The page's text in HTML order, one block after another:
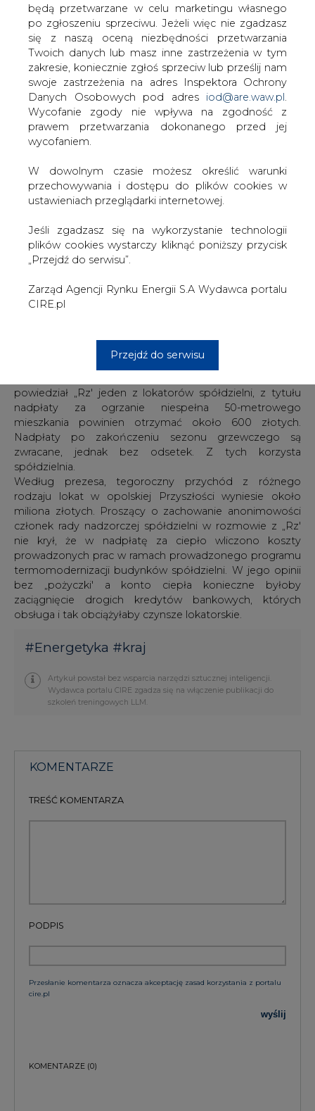
będą przetwarzane w celu marketingu własnego
po zgłoszeniu sprzeciwu. Jeżeli więc nie zgadzasz
się z naszą oceną niezbędności przetwarzania
Twoich danych lub masz inne zastrzeżenia w tym
zakresie, koniecznie zgłoś sprzeciw lub prześlij nam
swoje zastrzeżenia na adres Inspektora Ochrony
Danych Osobowych pod adres iod@are.waw.pl
Wycofanie zgody nie wpływa na zgodność z
prawem przetwarzania dokonanego przed jej
wycofaniem.
W dowolnym czasie możesz określić warunki
przechowywania i dostępu do plików cookies w
ustawieniach przeglądarki internetowej.
Jeśli zgadzasz się na wykorzystanie technologii
plików cookies wystarczy kliknąć poniższy przycisk
„Przejdź do serwisu”.
Zarząd Agencji Rynku Energii S.A Wydawca portalu
CIRE.pl
Przejdź do serwisu
SM Przyszłość jest największą spółdzielnią w Opolskiem.
Jej zasoby wynoszą 11 tysięcy mieszkań w Opolu i
Ozimku. Według producenta ciepła, koszt ogrzania
metra kwadratowego w Przyszłości wyniósł ok. 2,10 zł.
Spółdzielnia od lokatorów pobierała 2,80 zł.
Według prezesa spółdzielni Bogdana Szewczyka,
powodem tak dużej rozbieżności była łagodna zima i
konieczność sfinansowania programów
termomodernizacji budynków spółdzielni.
— Zgodnie z prawem energetycznym musimy przed
W ostatnich latach nawet górale mają problemy z
prognozowaniem pogody. Z jednej strony chciałbym
zamówić mało ciepła, ale ryzykuję, że przyjdą mrozy i
wyższych cenach. Z drugiej zamówienie „na zapas' daje
bezpieczeństwo lokatorom, ale nie ma nic za darmo —
argumentuje Szewczyk.
zaliczek na ciepło jest sytuacja ekonomiczna
spółdzielców. Przedstawiciele zarządu nie kryją, że
Nie bez znaczenia jest też możliwość uzyskania
dodatkowych funduszy z tytułu przetrzymania
powiedział „Rz' jeden z lokatorów spółdzielni, z tytułu
nadpłaty za ogrzanie niespełna 50-metrowego
mieszkania powinien otrzymać około 600 złotych.
Nadpłaty po zakończeniu sezonu grzewczego są
zwracane, jednak bez odsetek. Z tych korzysta
spółdzielnia.
Według prezesa, tegoroczny przychód z różnego
rodzaju lokat w opolskiej Przyszłości wyniesie około
miliona złotych. Proszący o zachowanie anonimowości
członek rady nadzorczej spółdzielni w rozmowie z „Rz'
nie krył, że w nadpłatę za ciepło wliczono koszty
prowadzonych prac w ramach prowadzonego programu
termomodernizacji budynków spółdzielni. W jego opinii
bez „pożyczki' a konto ciepła konieczne byłoby
zaciągnięcie drogich kredytów bankowych, których
obsługa i tak obciążyłaby czynsze lokatorskie.
#Energetyka #kraj
Artykuł powstał bez wsparcia narzędzi sztucznej inteligencji.
Wydawca portalu CIRE zgadza się na włączenie publikacji do
szkoleń treningowych LLM.
KOMENTARZE
TREŚĆ KOMENTARZA
PODPIS
Przesłanie komentarza oznacza akceptację zasad korzystania z portalu
cire.pl
wyślij
KOMENTARZE (0)